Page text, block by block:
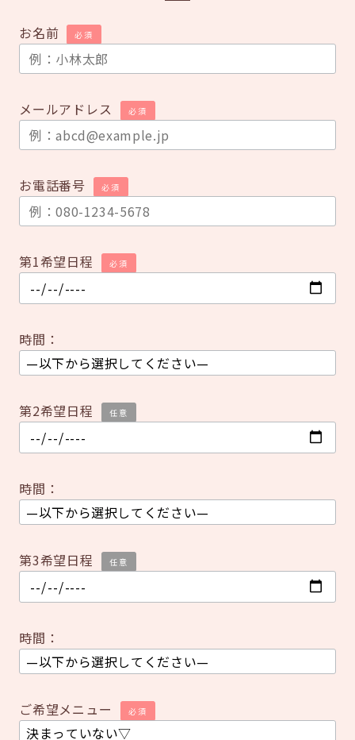
お名前 必須
メールアドレス 必須
お電話番号 必須
第1希望日程 必須
時間：
第2希望日程 任意
時間：
第3希望日程 任意
時間：
ご希望メニュー 必須